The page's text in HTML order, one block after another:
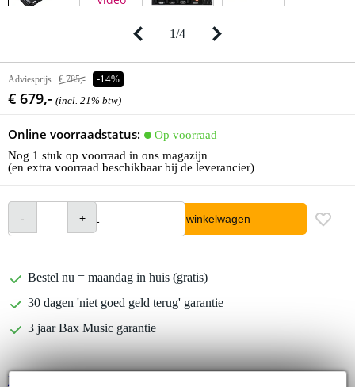
1/4
Adviesprijs € 785,- -14%
€ 679,- (incl. 21% btw)
Online voorraadstatus:
Op voorraad
Nog 1 stuk op voorraad in ons magazijn
(en extra voorraad beschikbaar bij de leverancier)
In winkelwagen
Bestel nu = maandag in huis (gratis)
30 dagen 'niet goed geld terug' garantie
3 jaar Bax Music garantie
B-Stock